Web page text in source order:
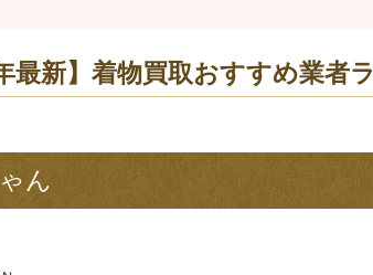
最新】着物買取おすすめ業者
ん